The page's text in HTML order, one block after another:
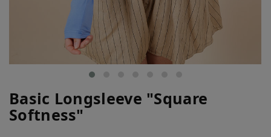
Basic Longsleeve "Square
Softness"